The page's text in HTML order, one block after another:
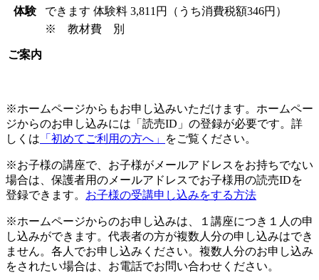
体験
できます 体験料 3,811円（うち消費税額346円）
ご案内
※ 教材費 別
※ホームページからもお申し込みいただけます。ホームペー
ジからのお申し込みには「読売ID」の登録が必要です。詳
しくは 「初めてご利用の方へ」 をご覧ください。
※お子様の講座で、お子様がメールアドレスをお持ちでない
場合は、保護者用のメールアドレスでお子様用の読売IDを
登録できます。 お子様の受講申し込みをする方法
※ホームページからのお申し込みは、１講座につき１人の申
し込みができます。代表者の方が複数人分の申し込みはでき
ません。各人でお申し込みください。複数人分のお申し込み
をされたい場合は、お電話でお問い合わせください。